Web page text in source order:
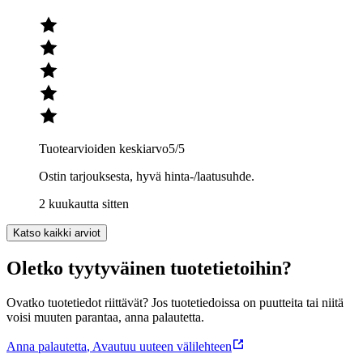
Tuotearvioiden keskiarvo5/5
Ostin tarjouksesta, hyvä hinta-/laatusuhde.
2 kuukautta sitten
Katso kaikki arviot
Oletko tyytyväinen tuotetietoihin?
Ovatko tuotetiedot riittävät? Jos tuotetiedoissa on puutteita tai niitä
voisi muuten parantaa, anna palautetta.
Anna palautetta, Avautuu uuteen välilehteen